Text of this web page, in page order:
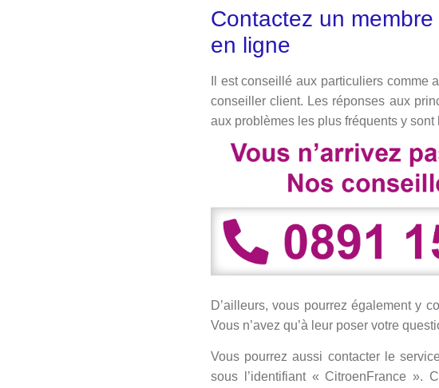
Contactez un membre
en ligne
Il est conseillé aux particuliers
conseiller client. Les réponses aux
aux problèmes les plus fréquents y sont
D’ailleurs, vous pourrez également y
Vous n’avez qu’à leur poser votre
Vous pourrez aussi contacter le
sous l’identifiant « CitroenFrance ».